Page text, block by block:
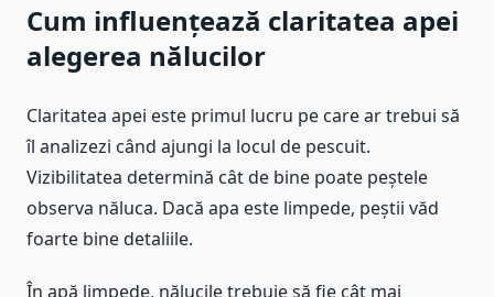
Cum influențează claritatea apei
alegerea nălucilor
Claritatea apei este primul lucru pe care ar trebui să
îl analizezi când ajungi la locul de pescuit.
Vizibilitatea determină cât de bine poate peștele
observa năluca. Dacă apa este limpede, peștii văd
foarte bine detaliile.
În apă limpede, nălucile trebuie să fie cât mai